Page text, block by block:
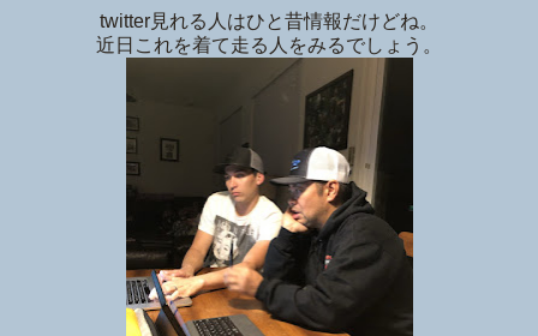
twitter見れる人はひと昔情報だけどね。
近日これを着て走る人をみるでしょう。